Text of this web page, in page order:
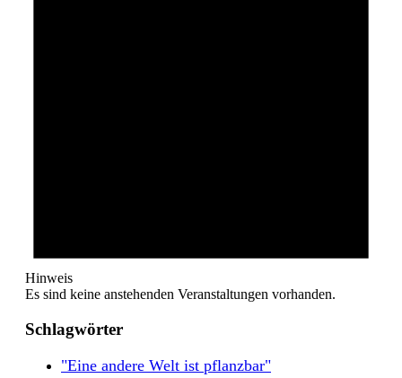
Hinweis
Es sind keine anstehenden Veranstaltungen vorhanden.
Schlagwörter
"Eine andere Welt ist pflanzbar"